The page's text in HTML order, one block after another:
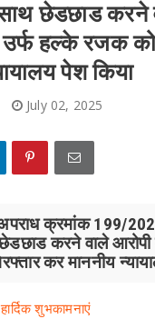
छेडछाड करने
उर्फ हल्के रजक को
पेश किया
July 02, 2025
अपराध क्रमांक 199/
करने वाले आरोपी
कर माननीय
शुभकामनाएं